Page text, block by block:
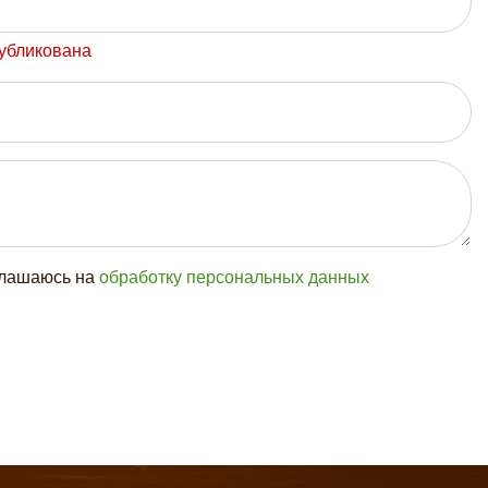
на обработку персональных данных